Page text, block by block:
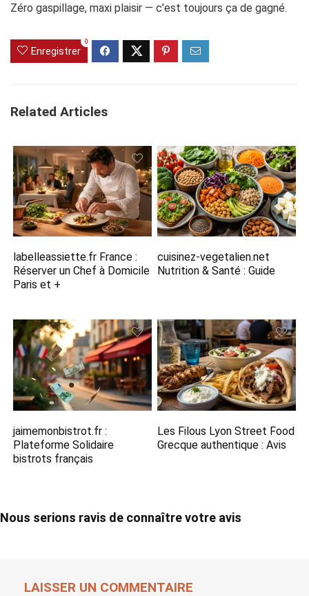
Zéro gaspillage, maxi plaisir — c’est toujours ça de gagné.
Enregistrer
0
Related Articles
labelleassiette.fr France :
Réserver un Chef à Domicile
Paris et +
cuisinez-vegetalien.net
Nutrition​ & Santé : Guide
jaimemonbistrot.fr :
Plateforme Solidaire
bistrots français
Les Filous Lyon Street Food
Grecque​ authentique : Avis
Nous serions ravis de connaître votre avis
LAISSER UN COMMENTAIRE